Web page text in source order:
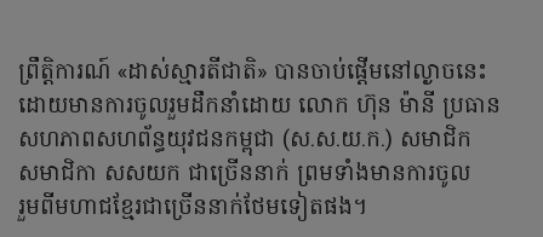
ព្រឹត្តិការណ៍ «ដាស់ស្មារតីជាតិ» បានចាប់ផ្តើមនៅល្ងាចនេះ
ដោយមានការចូលរួមដឹកនាំដោយ លោក ហ៊ុន ម៉ានី ប្រធាន
សហភាពសហព័ន្ធយុវជនកម្ពុជា (ស.ស.យ.ក.) សមាជិក
សមាជិកា សសយក ជាច្រើននាក់ ព្រមទាំងមានការចូល
រួមពីមហាជខ្មែរជាច្រើននាក់ថែមទៀតផង។